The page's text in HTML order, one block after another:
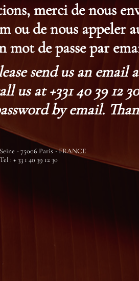
merci de nous
ou de nous appeler
mot de passe par
send us an email
us at +331 40 39 12
by email.
- 75006 Paris - FRANCE
Tel : + 33 1 40 39 12 30